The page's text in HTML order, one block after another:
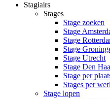
Stagiairs
Stages
Stage zoeken
Stage
Stage
Stage
Stage Utrecht
Stage Den
Stage per
Stages per
Stage lopen